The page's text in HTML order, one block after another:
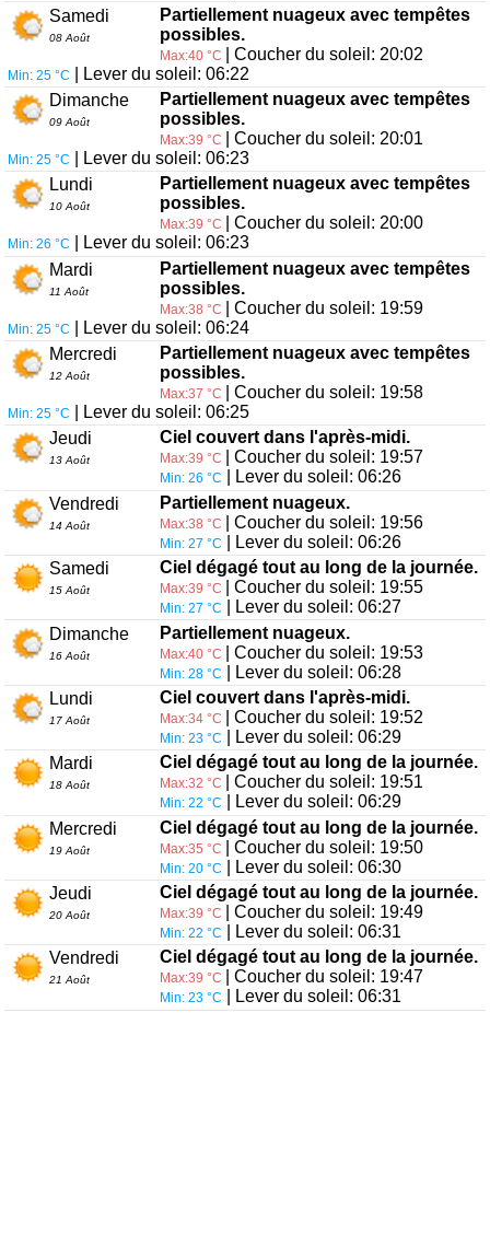
Samedi
08 Août
Partiellement nuageux avec tempêtes
possibles.
Max:40 °C | Coucher du soleil: 20:02
Min: 25 °C
| Lever du soleil: 06:22
Dimanche
09 Août
Partiellement nuageux avec tempêtes
possibles.
Max:39 °C | Coucher du soleil: 20:01
Min: 25 °C
| Lever du soleil: 06:23
Lundi
10 Août
Partiellement nuageux avec tempêtes
possibles.
Max:39 °C | Coucher du soleil: 20:00
Min: 26 °C
| Lever du soleil: 06:23
Mardi
11 Août
Partiellement nuageux avec tempêtes
possibles.
Max:38 °C | Coucher du soleil: 19:59
Min: 25 °C
| Lever du soleil: 06:24
Mercredi
12 Août
Partiellement nuageux avec tempêtes
possibles.
Max:37 °C | Coucher du soleil: 19:58
Min: 25 °C
| Lever du soleil: 06:25
Jeudi
13 Août
Ciel couvert dans l'après-midi.
Max:39 °C | Coucher du soleil: 19:57
Min: 26 °C
| Lever du soleil: 06:26
Vendredi
14 Août
Partiellement nuageux.
Max:38 °C | Coucher du soleil: 19:56
Min: 27 °C
| Lever du soleil: 06:26
Samedi
15 Août
Ciel dégagé tout au long de la journée.
Max:39 °C | Coucher du soleil: 19:55
Min: 27 °C
| Lever du soleil: 06:27
Dimanche
16 Août
Partiellement nuageux.
Max:40 °C | Coucher du soleil: 19:53
Min: 28 °C
| Lever du soleil: 06:28
Lundi
17 Août
Ciel couvert dans l'après-midi.
Max:34 °C | Coucher du soleil: 19:52
Min: 23 °C
| Lever du soleil: 06:29
Mardi
18 Août
Ciel dégagé tout au long de la journée.
Max:32 °C | Coucher du soleil: 19:51
Min: 22 °C
| Lever du soleil: 06:29
Mercredi
19 Août
Ciel dégagé tout au long de la journée.
Max:35 °C | Coucher du soleil: 19:50
Min: 20 °C
| Lever du soleil: 06:30
Jeudi
20 Août
Ciel dégagé tout au long de la journée.
Max:39 °C | Coucher du soleil: 19:49
Min: 22 °C
| Lever du soleil: 06:31
Vendredi
21 Août
Ciel dégagé tout au long de la journée.
Max:39 °C | Coucher du soleil: 19:47
Min: 23 °C | Lever du soleil: 06:31